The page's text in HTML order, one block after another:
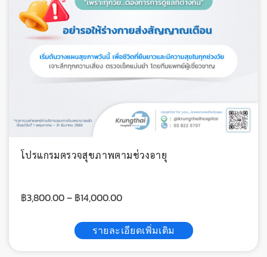
โปรแกรมตรวจสุขภาพตามช่วงอายุ
฿3,800.00– ฿14,000.00
รายละเอียดเพิ่มเติม